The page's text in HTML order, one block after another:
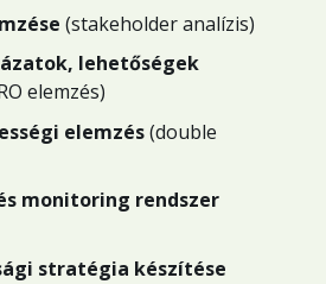
(stakeholder analízis)
lehetőségek
elemzés)
elemzés(double
monitoring rendszer
stratégia készítése